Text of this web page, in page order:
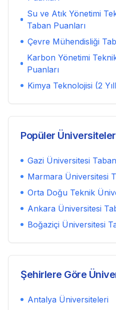
Su ve Atık Yönetimi
Taban Puanları
Çevre Mühendisliği
Karbon Yönetimi
Puanları
Kimya Teknolojisi (2
Popüler Üniversiteler
Gazi Üniversitesi
Marmara Üniversitesi
Orta Doğu Teknik
Ankara Üniversitesi
Boğaziçi Üniversitesi
Şehirlere Göre
Antalya Üniversiteleri